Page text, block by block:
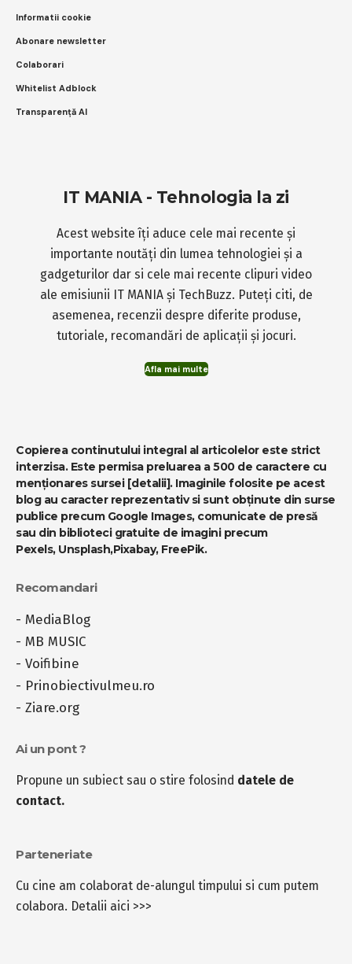
Informatii cookie
Abonare newsletter
Colaborari
Whitelist Adblock
Transparență AI
IT MANIA - Tehnologia la zi
Acest website îți aduce cele mai recente și
importante noutăți din lumea tehnologiei și a
gadgeturilor dar si cele mai recente clipuri video
ale emisiunii IT MANIA și TechBuzz. Puteți citi, de
asemenea, recenzii despre diferite produse,
tutoriale, recomandări de aplicații și jocuri.
Afla mai multe
Copierea continutului integral al articolelor este strict
interzisa. Este permisa preluarea a 500 de caractere cu
menționares sursei [detalii]. Imaginile folosite pe acest
blog au caracter reprezentativ si sunt obținute din surse
publice precum Google Images, comunicate de presă
sau din biblioteci gratuite de imagini precum
Pexels, Unsplash,Pixabay, FreePik.
Recomandari
- MediaBlog
- MB MUSIC
- Voifibine
- Prinobiectivulmeu.ro
- Ziare.org
Ai un pont ?
Propune un subiect sau o stire folosind datele de
contact.
Parteneriate
Cu cine am colaborat de-alungul timpului si cum putem
colabora. Detalii aici >>>